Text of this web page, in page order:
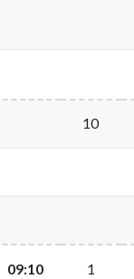
10
09:10 1